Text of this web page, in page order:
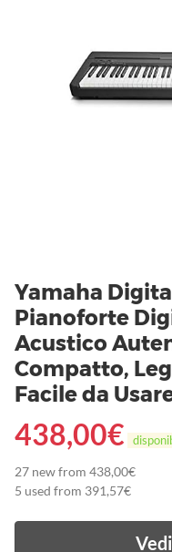
Yamaha
Pianoforte
Acustico
Compatto,
Facile da
438,00€
27 new from 438,00€
5 used from 391,57€